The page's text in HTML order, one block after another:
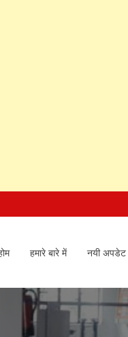
हमारे बारे में नयी अपडेट